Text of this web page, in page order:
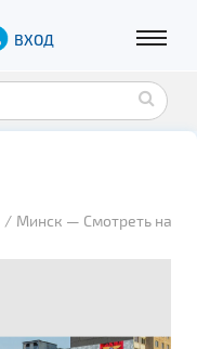
ВХОД
Минск — Смотреть на